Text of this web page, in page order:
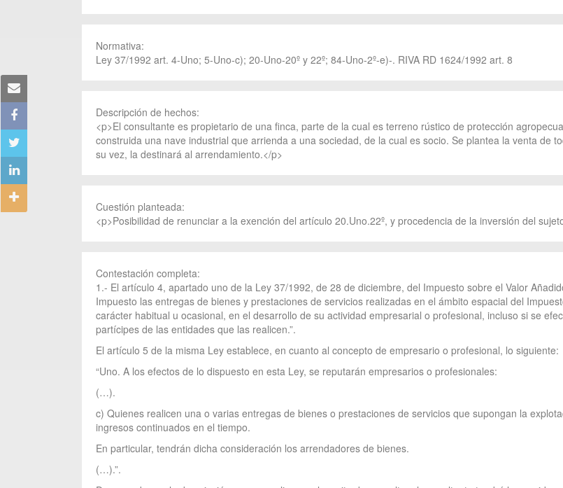
Normativa:
Ley 37/1992 art. 4-Uno; 5-Uno-c); 20-Uno-20º y 22º; 84-Uno-2º-e)-. RIVA RD 1624/1992 art. 8
Descripción de hechos:
<p>El consultante es propietario de una finca, parte de la cual es terreno rústico de protección
construida una nave industrial que arrienda a una sociedad, de la cual es socio. Se plantea la venta de
su vez, la destinará al arrendamiento.</p>
Cuestión planteada:
<p>Posibilidad de renunciar a la exención del artículo 20.Uno.22º, y procedencia de la inversión del
Contestación completa:
1.- El artículo 4, apartado uno de la Ley 37/1992, de 28 de diciembre, del Impuesto sobre el Valor
Impuesto las entregas de bienes y prestaciones de servicios realizadas en el ámbito espacial del
carácter habitual u ocasional, en el desarrollo de su actividad empresarial o profesional, incluso si se
partícipes de las entidades que las realicen.”.
El artículo 5 de la misma Ley establece, en cuanto al concepto de empresario o profesional, lo siguiente:
“Uno. A los efectos de lo dispuesto en esta Ley, se reputarán empresarios o profesionales:
(…).
c) Quienes realicen una o varias entregas de bienes o prestaciones de servicios que supongan la
ingresos continuados en el tiempo.
En particular, tendrán dicha consideración los arrendadores de bienes.
(…).”.